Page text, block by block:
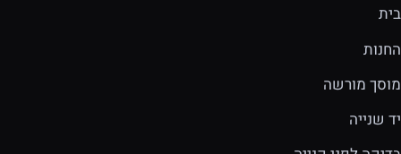
בית
החנות
מוסך מורשה
יד שנייה